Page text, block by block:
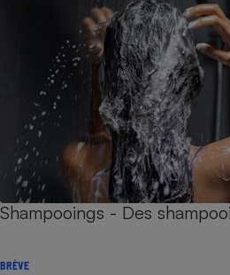
Shampooings - Des
BRÈVE